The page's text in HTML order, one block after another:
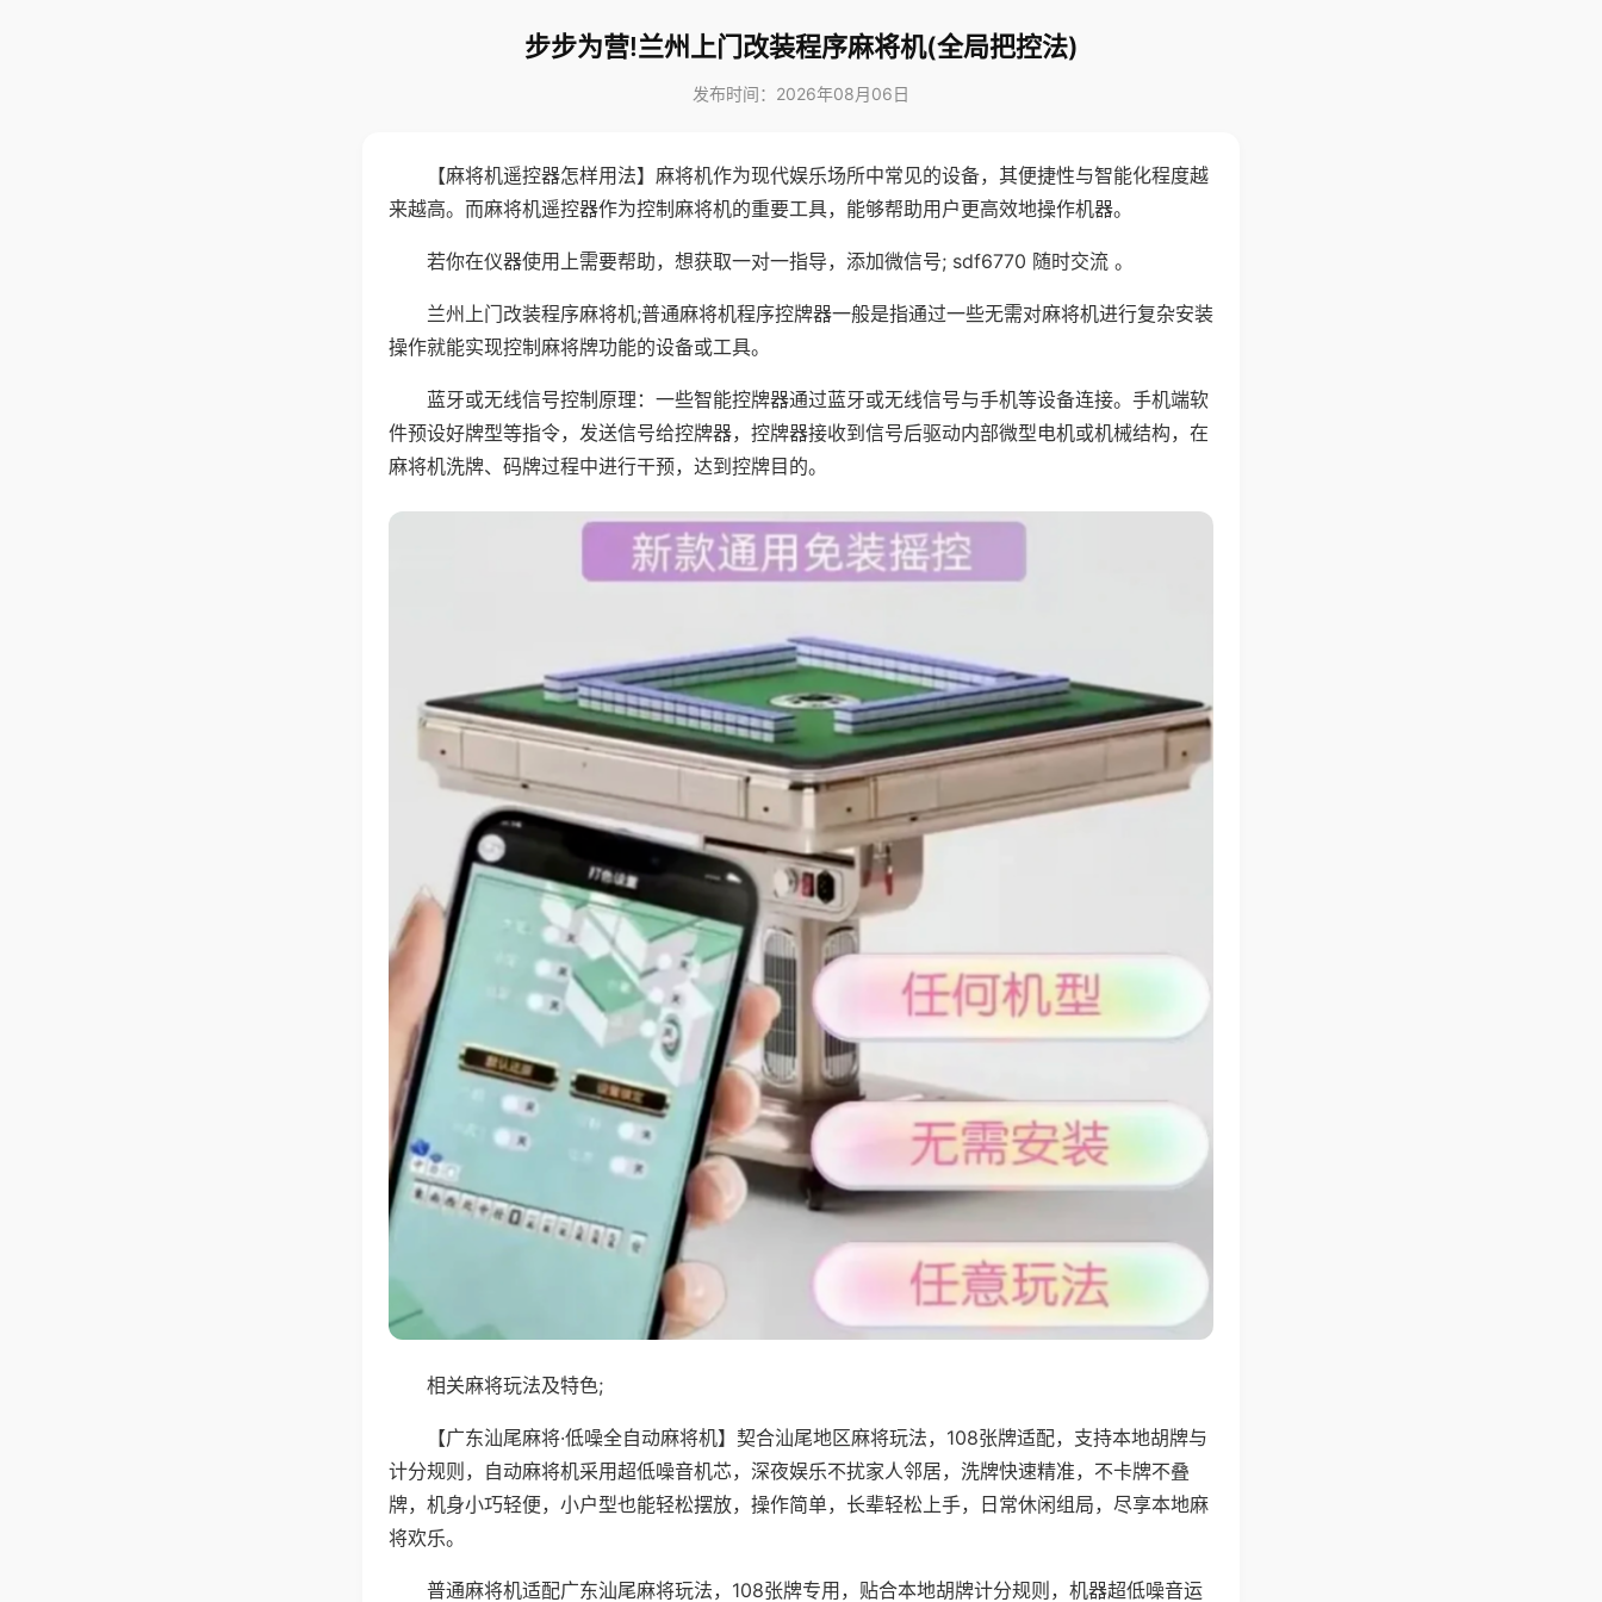
步步为营!兰州上门改装程序麻将机(全局把控法)
发布时间：2026年08月06日
【麻将机遥控器怎样用法】麻将机作为现代娱乐场所中常见的设备，其便捷性与智能化程度越
来越高。而麻将机遥控器作为控制麻将机的重要工具，能够帮助用户更高效地操作机器。
若你在仪器使用上需要帮助，想获取一对一指导，添加微信号; sdf6770 随时交流 。
兰州上门改装程序麻将机;普通麻将机程序控牌器一般是指通过一些无需对麻将机进行复杂安装
操作就能实现控制麻将牌功能的设备或工具。
蓝牙或无线信号控制原理：一些智能控牌器通过蓝牙或无线信号与手机等设备连接。手机端软
件预设好牌型等指令，发送信号给控牌器，控牌器接收到信号后驱动内部微型电机或机械结构，在
麻将机洗牌、码牌过程中进行干预，达到控牌目的。
相关麻将玩法及特色;
【广东汕尾麻将·低噪全自动麻将机】契合汕尾地区麻将玩法，108张牌适配，支持本地胡牌与
计分规则，自动麻将机采用超低噪音机芯，深夜娱乐不扰家人邻居，洗牌快速精准，不卡牌不叠
牌，机身小巧轻便，小户型也能轻松摆放，操作简单，长辈轻松上手，日常休闲组局，尽享本地麻
将欢乐。
普通麻将机适配广东汕尾麻将玩法，108张牌专用，贴合本地胡牌计分规则，机器超低噪音运